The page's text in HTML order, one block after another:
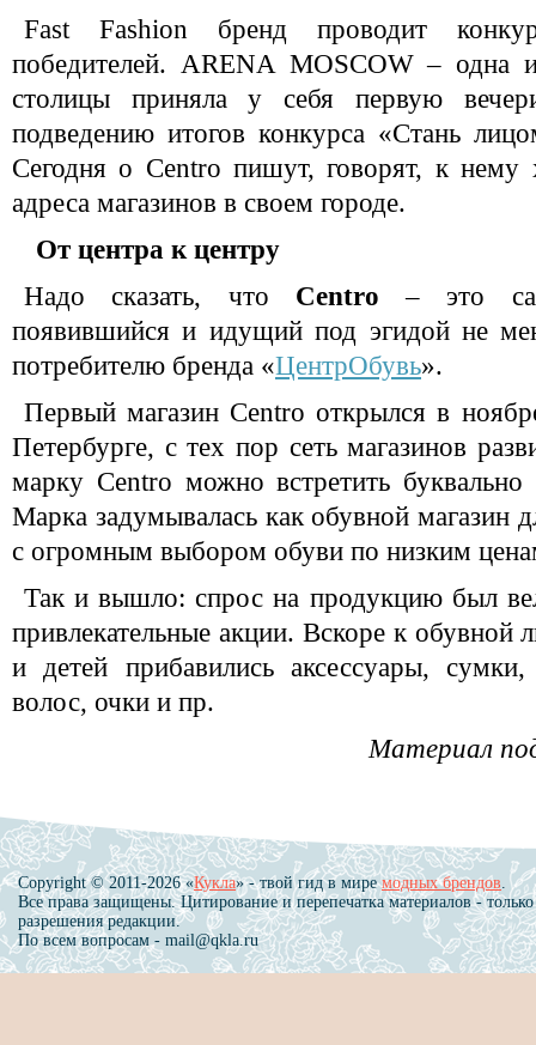
Fast Fashion бренд проводит
победителей. ARENA MOSCOW – одна
столицы приняла у себя первую
подведению итогов конкурса «Стань
Сегодня о Centro пишут, говорят, к
адреса магазинов в своем городе.
От центра к центру
Надо сказать, что Centro – это
появившийся и идущий под эгидой не
потребителю бренда «ЦентрОбувь».
Первый магазин Centro открылся в
Петербурге, с тех пор сеть магазинов
марку Centro можно встретить
Марка задумывалась как обувной магазин
с огромным выбором обуви по низким
Так и вышло: спрос на продукцию был
привлекательные акции. Вскоре к
и детей прибавились аксессуары,
волос, очки и пр.
Материал
Copyright © 2011-2026 «Кукла» - твой гид в миремодных брендов.
Все права защищены. Цитирование и перепечатка материалов - только
разрешения редакции.
По всем вопросам - mail@qkla.ru